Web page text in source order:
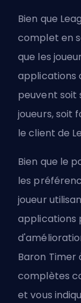
Bien que
complet en
que les
applications
peuvent soit
joueurs, soit
le client de
Bien que le
les
joueur
applications
Baron Timer
complètes
et vous